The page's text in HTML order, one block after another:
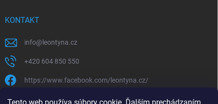
KONTAKT
info@ leontyna.cz
+420 604 850 550
https://www.facebook.com/leontyna.cz/
leontyna.cz